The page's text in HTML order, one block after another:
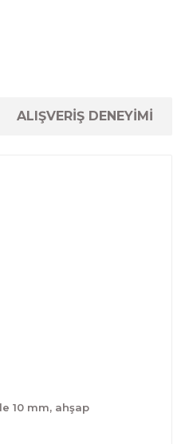
ALIŞVERİŞ DENEYİMİ
10 mm, ahşap